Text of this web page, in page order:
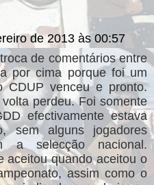
de 2013 às 00:57
de comentários entre
por cima porque foi um
CDUP venceu e pronto.
perdeu. Foi somente
efectivamente estava
sem alguns jogadores
a selecção nacional.
aceitou quando aceitou o
assim como o